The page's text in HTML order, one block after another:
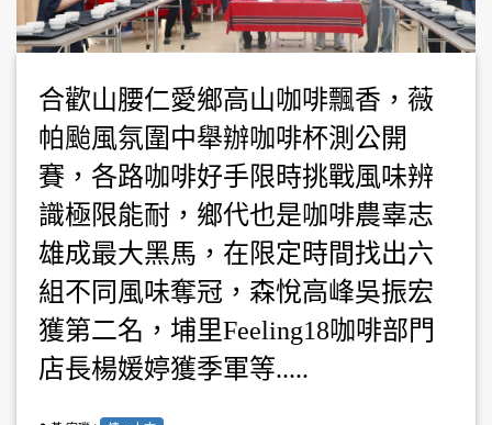
合歡山腰仁愛鄉高山咖啡飄香，薇
帕颱風氛圍中舉辦咖啡杯測公開
賽，各路咖啡好手限時挑戰風味辨
識極限能耐，鄉代也是咖啡農辜志
雄成最大黑馬，在限定時間找出六
組不同風味奪冠，森悅高峰吳振宏
獲第二名，埔里Feeling18咖啡部門
店長楊媛婷獲季軍等.....